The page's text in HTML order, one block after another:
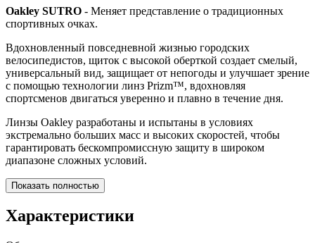
Oakley SUTRO - Меняет представление о традиционных
спортивных очках.
Вдохновленный повседневной жизнью городских
велосипедистов, щиток с высокой оберткой создает смелый,
универсальный вид, защищает от непогоды и улучшает зрение
с помощью технологии линз Prizm™, вдохновляя
спортсменов двигаться уверенно и плавно в течение дня.
Линзы Oakley разработаны и испытаны в условиях
экстремально больших масс и высоких скоростей, чтобы
гарантировать бескомпромиссную защиту в широком
диапазоне сложных условий.
Показать полностью
Характеристики